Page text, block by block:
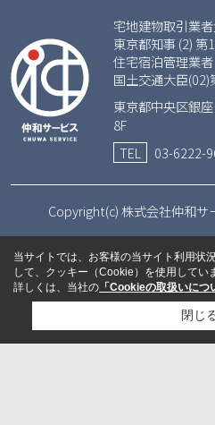
宅地建物取引業者
東京都知事 (2) 第
住宅宿泊管理業者
国土交通大臣(02)
東京都中央区銀
8F
TEL
03-6222-
Copyright(c) 株式会社仲和サ
当サイトでは、お客様の当サイト利用状
して、クッキー（Cookie）を使用してい
詳しくは、当社の 「Cookieの取扱いにつ
閉じ